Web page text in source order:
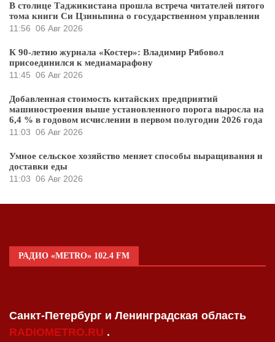
В столице Таджикистана прошла встреча читателей пятого
тома книги Си Цзиньпина о государственном управлении
11:56 06 Авг 2026
К 90-летию журнала «Костер»: Владимир Рябовол
присоединился к медиамарафону
11:45 06 Авг 2026
Добавленная стоимость китайских предприятий
машиностроения выше установленного порога выросла на
6,4 % в годовом исчислении в первом полугодии 2026 года
11:03 06 Авг 2026
Умное сельское хозяйство меняет способы выращивания и
доставки еды
11:03 06 Авг 2026
РАДИО «METRO» 102.4 FM
Санкт-Петербург и Ленинградская область
RADIOMETRO.RU .